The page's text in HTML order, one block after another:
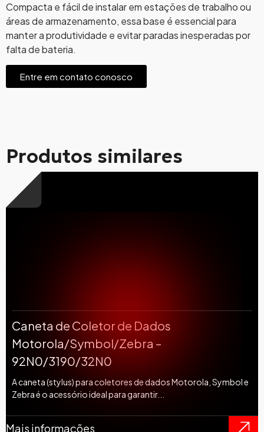
Compacta e fácil de instalar em estações de trabalho ou
áreas de armazenamento, essa base é essencial para
manter a produtividade e evitar paradas inesperadas por
falta de bateria.
Entre em contato conosco
Produtos similares
Caneta de Coletor de Dados
Motorola/Symbol/Zebra –
92N0/3190/32N0
A caneta (stylus) para coletores de dados Motorola, Symbol e
Zebra é o acessório ideal para garantir...
Mais informações